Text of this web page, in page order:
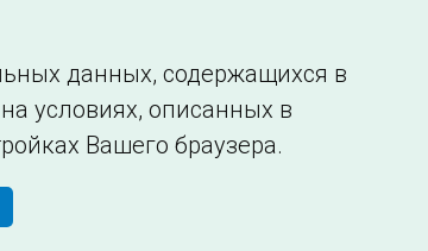
Сведения об образовательной организации
данных, содержащихся в
условиях, описанных в
Вашего браузера.